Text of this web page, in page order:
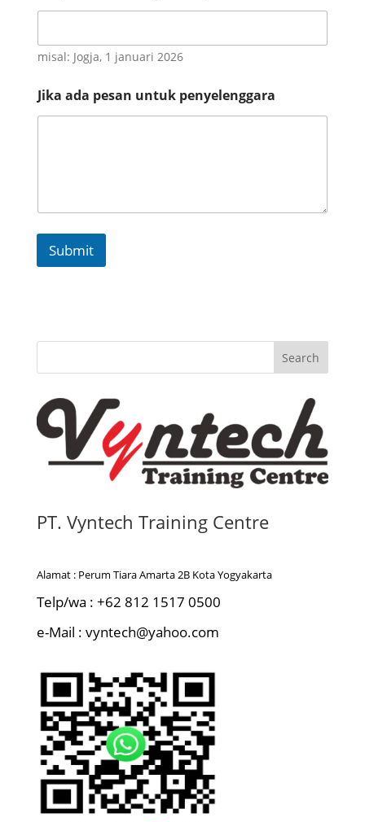
misal: Jogja, 1 januari 2026
Jika ada pesan untuk penyelenggara
Submit
Search
PT. Vyntech Training Centre
Alamat : Perum Tiara Amarta 2B Kota Yogyakarta
Telp/wa : +62 812 1517 0500
e-Mail : vyntech@yahoo.com